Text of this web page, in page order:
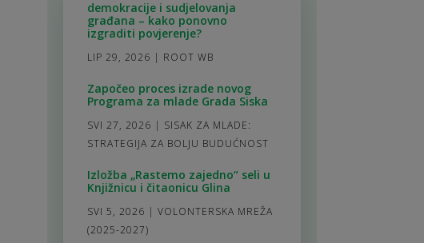
demokracije i sudjelovanja
građana – kako ponovno
izgraditi povjerenje?
LIP 29, 2026 | ROOT WB
Započeo proces izrade novog
Programa za mlade Grada Siska
SVI 27, 2026 | SISAK ZA MLADE:
STRATEGIJA ZA BOLJU BUDUĆNOST
Izložba „Rastemo zajedno“ seli u
Knjižnicu i čitaonicu Glina
SVI 5, 2026 | VOLONTERSKA MREŽA
(2025-2027)